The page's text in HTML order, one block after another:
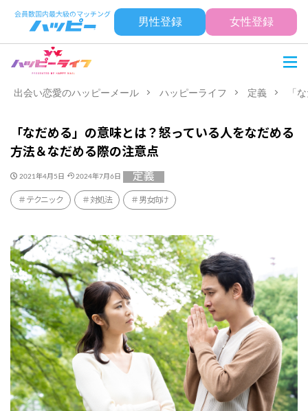
男性登録 女性登録
出会い恋愛のハッピーメール ハッピーライフ 定義 「
「なだめる」の意味とは？怒っている人をなだめる
方法＆なだめる際の注意点
2021年4月5日 2024年7月6日 定義
テクニック 対処法 男女向け